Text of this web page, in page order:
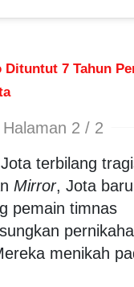
Dituntut 7 Tahun
Halaman 2 / 2
terbilang
Mirror, Jota
pemain timnas
menikah